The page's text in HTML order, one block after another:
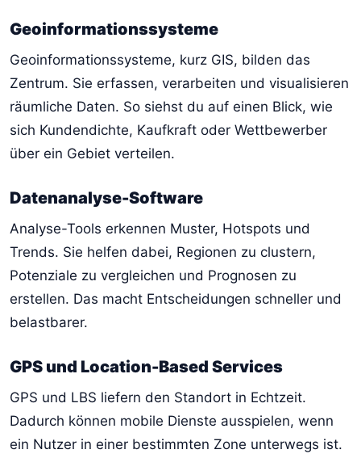
Geoinformationssysteme
Geoinformationssysteme, kurz GIS, bilden das
Zentrum. Sie erfassen, verarbeiten und visualisieren
räumliche Daten. So siehst du auf einen Blick, wie
sich Kundendichte, Kaufkraft oder Wettbewerber
über ein Gebiet verteilen.
Datenanalyse-Software
Analyse-Tools erkennen Muster, Hotspots und
Trends. Sie helfen dabei, Regionen zu clustern,
Potenziale zu vergleichen und Prognosen zu
erstellen. Das macht Entscheidungen schneller und
belastbarer.
GPS und Location-Based Services
GPS und LBS liefern den Standort in Echtzeit.
Dadurch können mobile Dienste ausspielen, wenn
ein Nutzer in einer bestimmten Zone unterwegs ist.